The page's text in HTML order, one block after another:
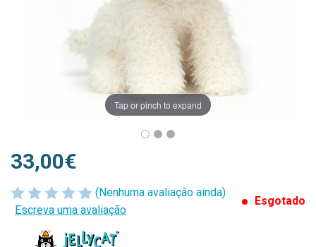
Tap or pinch to expand
(Nenhuma avaliação ainda)
Escreva uma avaliação
Esgotado
33,00€